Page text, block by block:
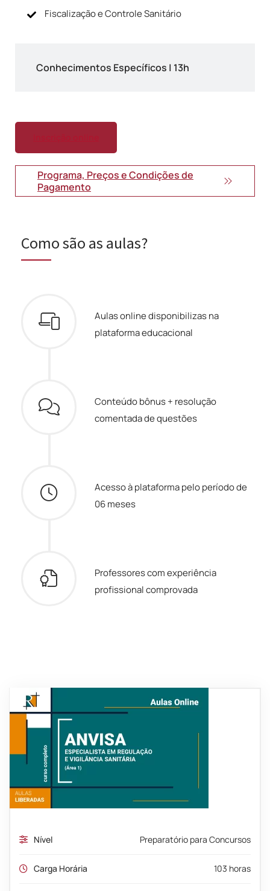
Conhecimentos Específicos | 13h
Fiscalização e Controle Sanitário
Programa, Preços e Condições de
Pagamento
Como são as aulas?
Aulas online disponibilizas na
plataforma educacional
Conteúdo bônus + resolução
comentada de questões
Acesso à plataforma pelo período de
06 meses
Professores com experiência
profissional comprovada
Nível Preparatório para Concursos
Carga Horária 103 horas